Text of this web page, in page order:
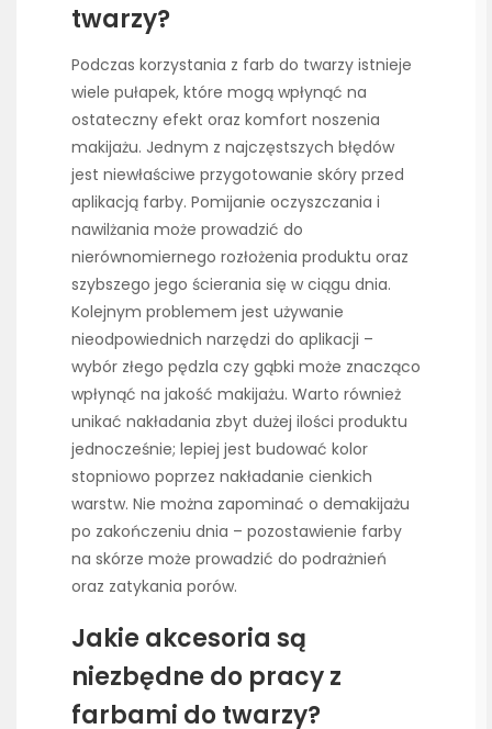
twarzy?
Podczas korzystania z farb do twarzy istnieje
wiele pułapek, które mogą wpłynąć na
ostateczny efekt oraz komfort noszenia
makijażu. Jednym z najczęstszych błędów
jest niewłaściwe przygotowanie skóry przed
aplikacją farby. Pomijanie oczyszczania i
nawilżania może prowadzić do
nierównomiernego rozłożenia produktu oraz
szybszego jego ścierania się w ciągu dnia.
Kolejnym problemem jest używanie
nieodpowiednich narzędzi do aplikacji –
wybór złego pędzla czy gąbki może znacząco
wpłynąć na jakość makijażu. Warto również
unikać nakładania zbyt dużej ilości produktu
jednocześnie; lepiej jest budować kolor
stopniowo poprzez nakładanie cienkich
warstw. Nie można zapominać o demakijażu
po zakończeniu dnia – pozostawienie farby
na skórze może prowadzić do podrażnień
oraz zatykania porów.
Jakie akcesoria są
niezbędne do pracy z
farbami do twarzy?